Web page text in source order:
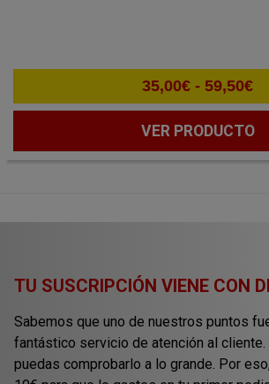
35,00€ - 59,50€
VER PRODUCTO
TU SUSCRIPCIÓN VIENE CON
Sabemos que uno de nuestros puntos
fantástico servicio de atención al cliente.
puedas comprobarlo a lo grande. Por